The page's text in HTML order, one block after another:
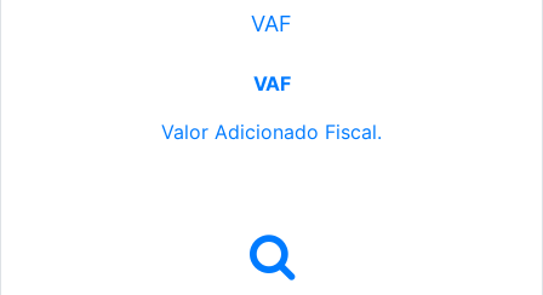
VAF
VAF
Valor Adicionado Fiscal.